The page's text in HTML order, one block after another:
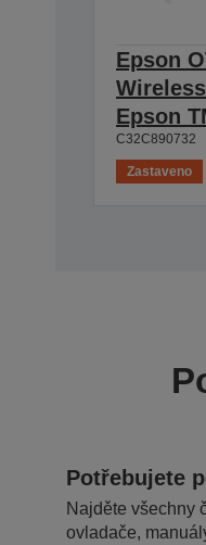
Epson
Epson
C32C890732
Zastaveno
Potřebujete
Najděte všechny
ovladače,